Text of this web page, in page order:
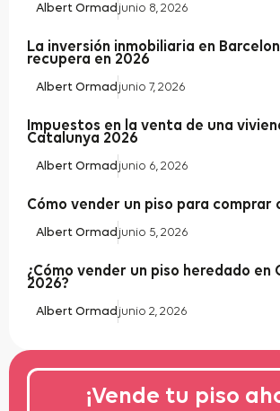
Albert Ormad junio 8, 2026
La inversión inmobiliaria en
recupera en 2026
Albert Ormad junio 7, 2026
Impuestos en la venta de una
Catalunya 2026
Albert Ormad junio 6, 2026
Cómo vender un piso para comprar
Albert Ormad junio 5, 2026
¿Cómo vender un piso heredado en
2026?
Albert Ormad junio 2, 2026
¡Vende tu piso